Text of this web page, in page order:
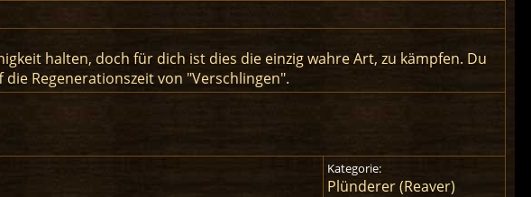
halten, doch für dich ist dies die einzig wahre Art, zu kämpfen. Du
Regenerationszeit von "Verschlingen".
Kategorie:
Plünderer (Reaver)